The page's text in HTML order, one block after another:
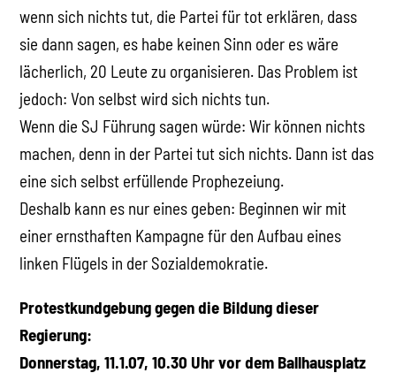
wenn sich nichts tut, die Partei für tot erklären, dass
sie dann sagen, es habe keinen Sinn oder es wäre
lächerlich, 20 Leute zu organisieren. Das Problem ist
jedoch: Von selbst wird sich nichts tun.
Wenn die SJ Führung sagen würde: Wir können nichts
machen, denn in der Partei tut sich nichts. Dann ist das
eine sich selbst erfüllende Prophezeiung.
Deshalb kann es nur eines geben: Beginnen wir mit
einer ernsthaften Kampagne für den Aufbau eines
linken Flügels in der Sozialdemokratie.
Protestkundgebung gegen die Bildung dieser
Regierung:
Donnerstag, 11.1.07, 10.30 Uhr vor dem Ballhausplatz